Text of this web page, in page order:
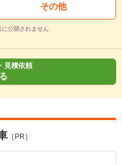
その他
公開されません
見積依頼
［PR］